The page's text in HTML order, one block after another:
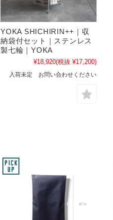
YOKA SHICHIRIN++｜収
納袋付セット｜ステンレス
製七輪｜YOKA
¥18,920(税抜 ¥17,200)
入荷未定 お問い合わせください